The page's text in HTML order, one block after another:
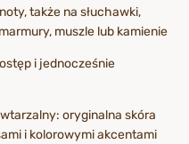
także na słuchawki,
muszle lub kamienie
i jednocześnie
oryginalna skóra
i kolorowymi akcentami